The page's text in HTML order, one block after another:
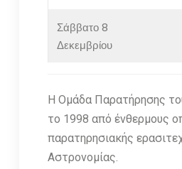
Σάββατο 8
Δεκεμβρίου
Η Ομάδα Παρατήρησης
το 1998 από ένθερμους
παρατηρησιακής
Αστρονομίας.